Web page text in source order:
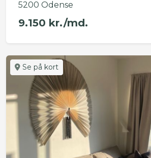
5200 Odense
9.150 kr./md.
Se på kort